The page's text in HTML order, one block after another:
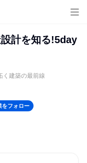
設計を知る!5day
く建築の最前線
をフォロー